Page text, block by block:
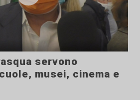
servono
musei, cinema e